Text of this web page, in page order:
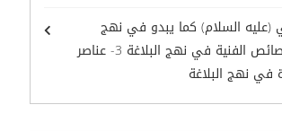
(عليه السلام) كما يبدو في نهج
البلاغة أبرز الخصائص الفنية في نهج البلاغة 3- عناصر
في نهج البلاغة